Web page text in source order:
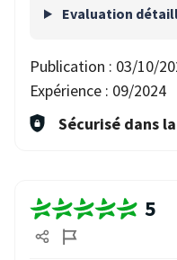
Evaluation
Publication : 03/10/
Expérience : 09/2024
Sécurisé dans
5